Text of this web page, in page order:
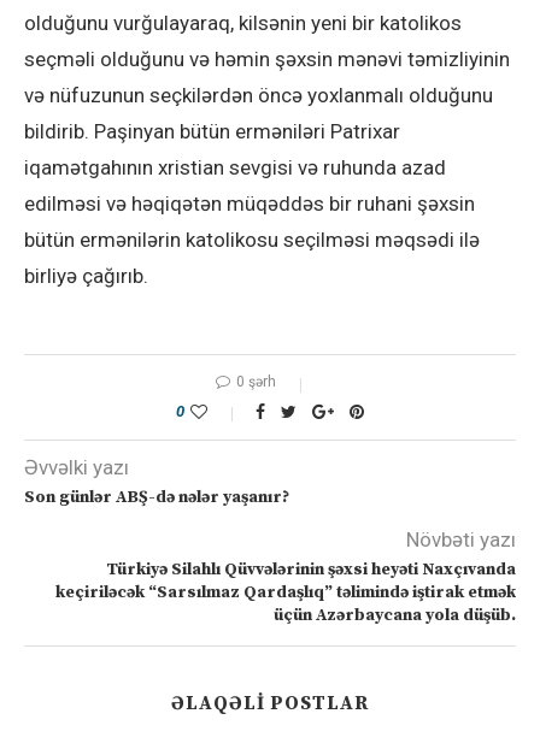
olduğunu vurğulayaraq, kilsənin yeni bir katolikos
seçməli olduğunu və həmin şəxsin mənəvi təmizliyinin
və nüfuzunun seçkilərdən öncə yoxlanmalı olduğunu
bildirib. Paşinyan bütün erməniləri Patrixar
iqamətgahının xristian sevgisi və ruhunda azad
edilməsi və həqiqətən müqəddəs bir ruhani şəxsin
bütün ermənilərin katolikosu seçilməsi məqsədi ilə
birliyə çağırıb.
0 şərh
0
Əvvəlki yazı
Son günlər ABŞ-də nələr yaşanır?
Növbəti yazı
Türkiyə Silahlı Qüvvələrinin şəxsi heyəti Naxçıvanda
keçiriləcək “Sarsılmaz Qardaşlıq” təlimində iştirak etmək
üçün Azərbaycana yola düşüb.
ƏLAQƏLI POSTLAR